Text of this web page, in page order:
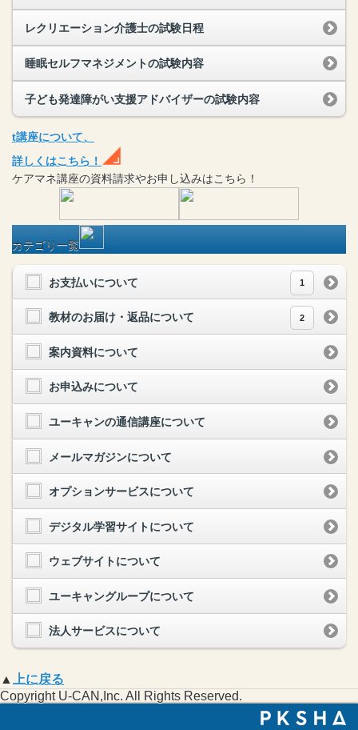
レクリエーション介護士の試験日程
睡眠セルフマネジメントの試験内容
子ども発達障がい支援アドバイザーの試験内容
t講座について、
詳しくはこちら！
ケアマネ講座の資料請求やお申し込みはこちら！
カテゴリ一覧
お支払いについて 1
教材のお届け・返品について 2
案内資料について
お申込みについて
ユーキャンの通信講座について
メールマガジンについて
オプションサービスについて
デジタル学習サイトについて
ウェブサイトについて
ユーキャングループについて
法人サービスについて
▲
上に戻る
Copyright U-CAN,Inc. All Rights Reserved.